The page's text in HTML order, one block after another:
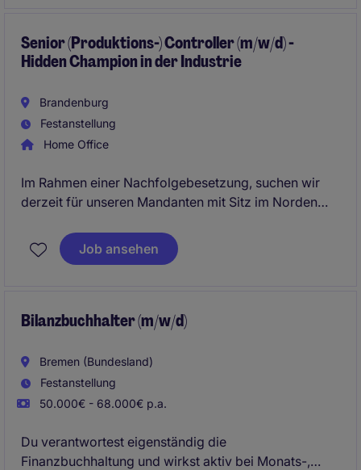
Senior (Produktions-) Controller (m/w/d) -
Hidden Champion in der Industrie
Brandenburg
Festanstellung
Home Office
Im Rahmen einer Nachfolgebesetzung, suchen wir
derzeit für unseren Mandanten mit Sitz im Norden
Controller (m/w/d)zur Verstärkung des
bestehenden Finance Teams. In dieser Position sind
Job ansehen
Bilanzbuchhalter (m/w/d)
Bremen (Bundesland)
Festanstellung
50.000€ - 68.000€ p.a.
Du verantwortest eigenständig die
Finanzbuchhaltung und wirkst aktiv bei Monats-,